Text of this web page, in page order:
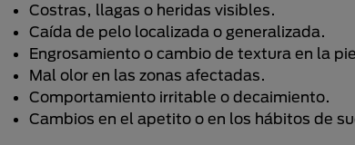
Costras, llagas o heridas visibles.
Caída de pelo localizada o generalizada.
Engrosamiento o cambio de textura en la
Mal olor en las zonas afectadas.
Comportamiento irritable o decaimiento.
Cambios en el apetito o en los hábitos de